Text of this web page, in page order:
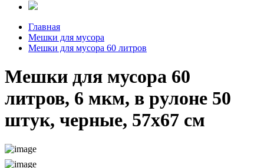
Главная
Мешки для мусора
Мешки для мусора 60 литров
Мешки для мусора 60
литров, 6 мкм, в рулоне 50
штук, черные, 57х67 см